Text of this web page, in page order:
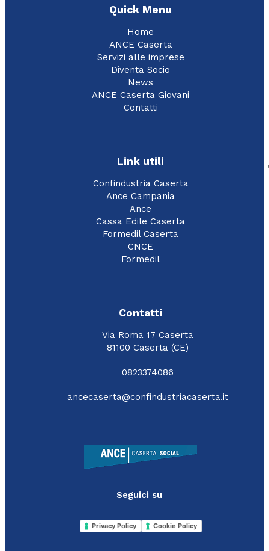
Quick Menu
Home
ANCE Caserta
Servizi alle imprese
Diventa Socio
News
ANCE Caserta Giovani
Contatti
Link utili
Confindustria Caserta
Ance Campania
Ance
Cassa Edile Caserta
Formedil Caserta
CNCE
Formedil
Contatti
Via Roma 17 Caserta
81100 Caserta (CE)
0823374086
ancecaserta@confindustriacaserta.it
Seguici su
Privacy Policy Cookie Policy